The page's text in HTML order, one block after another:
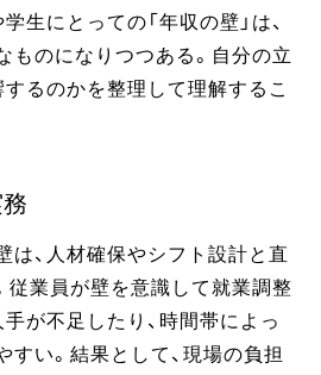
生にとっての「年収の壁」は、
ものになりつつある。自分の立
するのかを整理して理解するこ
は、人材確保やシフト設計と直
従業員が壁を意識して就業調整
が不足したり、時間帯によっ
い。結果として、現場の負担